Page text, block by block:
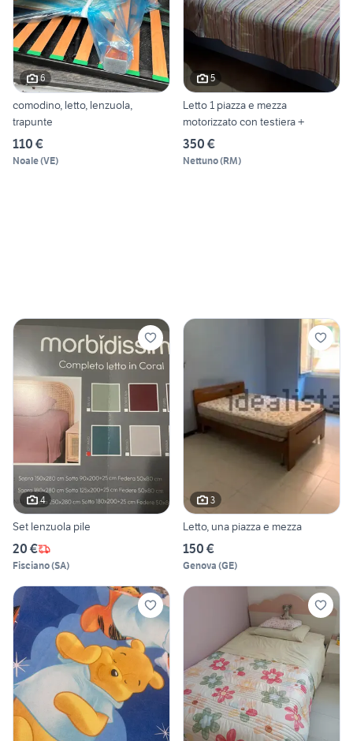
6
comodino, letto, lenzuola,
trapunte
110 €
Noale(VE)
5
Letto 1 piazza e mezza
motorizzato con testiera +
350 €
Nettuno(RM)
4
Set lenzuola pile
20 €
Fisciano(SA)
3
Letto, una piazza e mezza
150 €
Genova (GE)